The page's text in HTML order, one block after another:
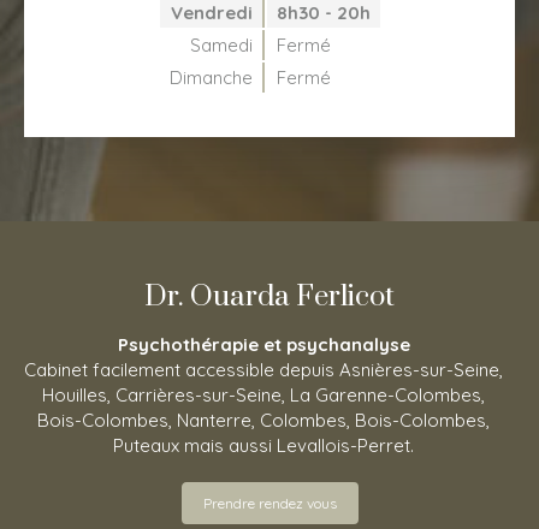
Vendredi
8h30 - 20h
Samedi
Fermé
Dimanche
Fermé
Dr. Ouarda Ferlicot
Psychothérapie et psychanalyse
Cabinet facilement accessible depuis Asnières-sur-Seine,
Houilles, Carrières-sur-Seine, La Garenne-Colombes,
Bois-Colombes, Nanterre, Colombes, Bois-Colombes,
Puteaux mais aussi Levallois-Perret.
Prendre rendez vous